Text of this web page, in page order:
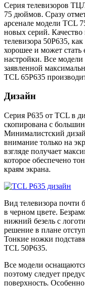
Серия телевизоров
75 дюймов. Сразу
арсенале модели TCL
новых серий. Качество
телевизора 50P635,
хорошее и может
настройки. Все
заявленной
TCL 65P635
Дизайн
Серия P635 от TCL в
скопирована с
Минималистский
внимание только на
взгляде получает
которое обеспечено
краям экрана.
Вид телевизора почти
в черном цвете.
нижний безель с
решение в плане
Тонкие ножки
TCL 50P635.
Все модели
поэтому следует
поверхность.